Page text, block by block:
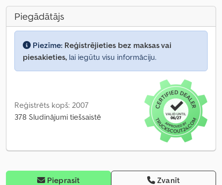
Piegādātājs
Piezīme: Reģistrējieties bez maksas vai
piesakieties, lai iegūtu visu informāciju.
Reģistrēts kopš: 2007
378 Sludinājumi tiešsaistē
Pieprasīt Zvanīt